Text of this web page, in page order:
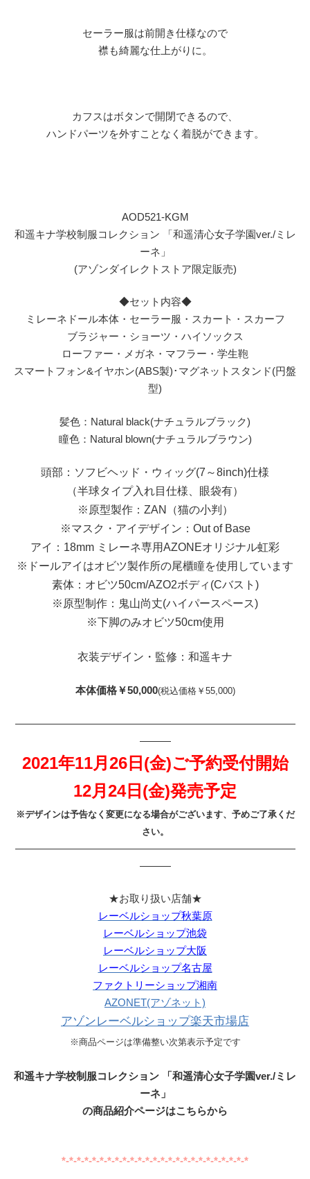
セーラー服は前開き仕様なので
襟も綺麗な仕上がりに。
カフスはボタンで開閉できるので、
ハンドパーツを外すことなく着脱ができます。
AOD521-KGM
和遥キナ学校制服コレクション 「和遥清心女子学園ver./ミレ
ーネ」
(アゾンダイレクトストア限定販売)
◆セット内容◆
ミレーネドール本体・セーラー服・スカート・スカーフ
ブラジャー・ショーツ・ハイソックス
ローファー・メガネ・マフラー・学生鞄
スマートフォン&イヤホン(ABS製)･マグネットスタンド(円盤
型)
髪色：Natural black(ナチュラルブラック)
瞳色：Natural blown(ナチュラルブラウン)
頭部：ソフビヘッド・ウィッグ(7～8inch)仕様
（半球タイプ入れ目仕様、眼袋有）
※原型製作：ZAN（猫の小判）
※マスク・アイデザイン：Out of Base
アイ：18mm ミレーネ専用AZONEオリジナル虹彩
※ドールアイはオビツ製作所の尾櫃瞳を使用しています
素体：オビツ50cm/AZO2ボディ(Cバスト)
※原型制作：鬼山尚丈(ハイパースペース)
※下脚のみオビツ50cm使用
衣装デザイン・監修：和遥キナ
本体価格￥50,000(税込価格￥55,000)
———————————————————————————
———
2021年11月26日(金)ご予約受付開始
12月24日(金)発売予定
※デザインは予告なく変更になる場合がございます、予めご了承くだ
さい。
———————————————————————————
———
★お取り扱い店舗★
レーベルショップ秋葉原
レーベルショップ池袋
レーベルショップ大阪
レーベルショップ名古屋
ファクトリーショップ湘南
AZONET(アゾネット)
アゾンレーベルショップ楽天市場店
※商品ページは準備整い次第表示予定です
和遥キナ学校制服コレクション 「和遥清心女子学園ver./ミレ
ーネ」
の商品紹介ページはこちらから
*-*-*-*-*-*-*-*-*-*-*-*-*-*-*-*-*-*-*-*-*-*-*-*-*